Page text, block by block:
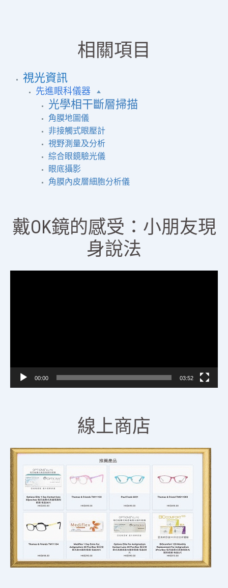
相關項目
視光資訊
先進眼科儀器
光學相干斷層掃描
角膜地圖儀
非接觸式眼壓計
視野測量及分析
綜合眼鏡驗光儀
眼底攝影
角膜內皮層細胞分析儀
戴OK鏡的感受：小朋友現
身說法
00:00 03:52
線上商店